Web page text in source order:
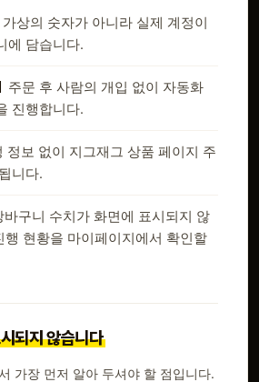
가상의 숫자가 아니라 실제 계정이
에 담습니다.
주문 후 사람의 개입 없이 자동화
진행합니다.
정보 없이 지그재그 상품 페이지 주
니다.
바구니 수치가 화면에 표시되지 않
행 현황을 마이페이지에서 확인할
되지 않습니다
가장 먼저 알아 두셔야 할 점입니다.